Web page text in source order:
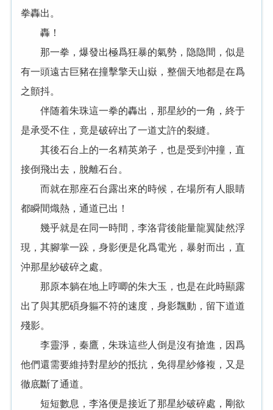
拳轟出。
轟！
那一拳，爆發出極爲狂暴的氣勢，隐隐間，似是
有一頭遠古巨豬在撞擊擎天山嶽，整個天地都是在爲
之顫抖。
伴随着朱珠這一拳的轟出，那星紗的一角，終于
是承受不住，竟是破碎出了一道丈許的裂縫。
其後石台上的一名精英弟子，也是受到沖撞，直
接倒飛出去，脫離石台。
而就在那座石台露出來的時候，在場所有人眼睛
都瞬間熾熱，通道已出！
幾乎就是在同一時間，李洛背後能量龍翼陡然浮
現，其腳掌一跺，身影便是化爲電光，暴射而出，直
沖那星紗破碎之處。
那原本躺在地上哼唧的朱大玉，也是在此時顯露
出了與其肥碩身軀不符的速度，身影飄動，留下道道
殘影。
李靈淨，秦鷹，朱珠這些人倒是沒有搶進，因爲
他們還需要維持對星紗的抵抗，免得星紗修複，又是
徹底斷了通道。
短短數息，李洛便是接近了那星紗破碎處，剛欲